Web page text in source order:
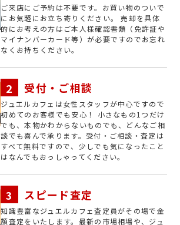
ご来店にご予約は不要です。お買い物のついで
にお気軽にお立ち寄りください。 売却を具体
的にお考えの方はご本人様確認書類（免許証や
マイナンバーカード等）が必要ですのでお忘れ
なくお持ちください。
受付・ご相談
ジュエルカフェは女性スタッフが中心ですので
初めてのお客様でも安心！ 小さなもの1つだけ
でも、本物かわからないものでも、どんなご相
談でも喜んで承ります。受付・ご相談・査定は
すべて無料ですので、少しでも気になったこと
はなんでもおっしゃってください。
スピード査定
知識豊富なジュエルカフェ査定員がその場で金
額査定をいたします。最新の市場相場や、ジュ